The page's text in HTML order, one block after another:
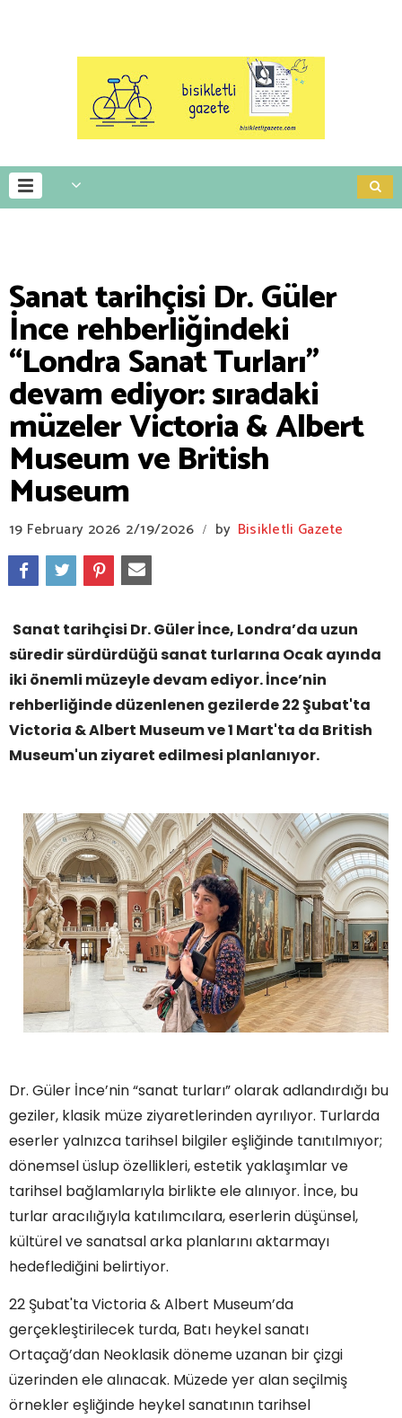
Sanat tarihçisi Dr. Güler
İnce rehberliğindeki
“Londra Sanat Turları”
devam ediyor: sıradaki
müzeler Victoria & Albert
Museum ve British
Museum
19 February 2026 2/19/2026 / by Bisikletli Gazete
Sanat tarihçisi Dr. Güler İnce, Londra’da uzun
süredir sürdürdüğü sanat turlarına Ocak ayında
iki önemli müzeyle devam ediyor. İnce’nin
rehberliğinde düzenlenen gezilerde 22 Şubat'ta
Victoria & Albert Museum ve 1 Mart'ta da British
Museum'un ziyaret edilmesi planlanıyor.
Dr. Güler İnce’nin “sanat turları” olarak adlandırdığı bu
geziler, klasik müze ziyaretlerinden ayrılıyor. Turlarda
eserler yalnızca tarihsel bilgiler eşliğinde tanıtılmıyor;
dönemsel üslup özellikleri, estetik yaklaşımlar ve
tarihsel bağlamlarıyla birlikte ele alınıyor. İnce, bu
turlar aracılığıyla katılımcılara, eserlerin düşünsel,
kültürel ve sanatsal arka planlarını aktarmayı
hedeflediğini belirtiyor.
22 Şubat'ta Victoria & Albert Museum’da
gerçekleştirilecek turda, Batı heykel sanatı
Ortaçağ’dan Neoklasik döneme uzanan bir çizgi
üzerinden ele alınacak. Müzede yer alan seçilmiş
örnekler eşliğinde heykel sanatının tarihsel